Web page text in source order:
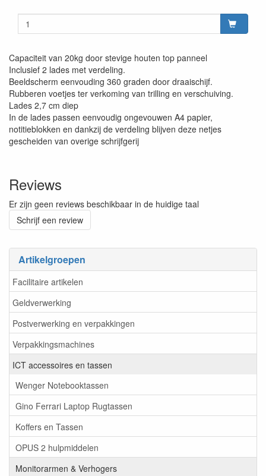
Artikelgroepen
Facilitaire artikelen
Geldverwerking
Postverwerking en verpakkingen
Verpakkingsmachines
ICT accessoires en tassen
Wenger Notebooktassen
Gino Ferrari Laptop Rugtassen
Koffers en Tassen
OPUS 2 hulpmiddelen
Monitorarmen & Verhogers
Capaciteit van 20kg door stevige houten top panneel
Inclusief 2 lades met verdeling.
Beeldscherm eenvouding 360 graden door draaischijf.
Rubberen voetjes ter verkoming van trilling en verschuiving.
Lades 2,7 cm diep
In de lades passen eenvoudig ongevouwen A4 papier,
notitieblokken en dankzij de verdeling blijven deze netjes
gescheiden van overige schrijfgerij
Reviews
Er zijn geen reviews beschikbaar in de huidige taal
Schrijf een review